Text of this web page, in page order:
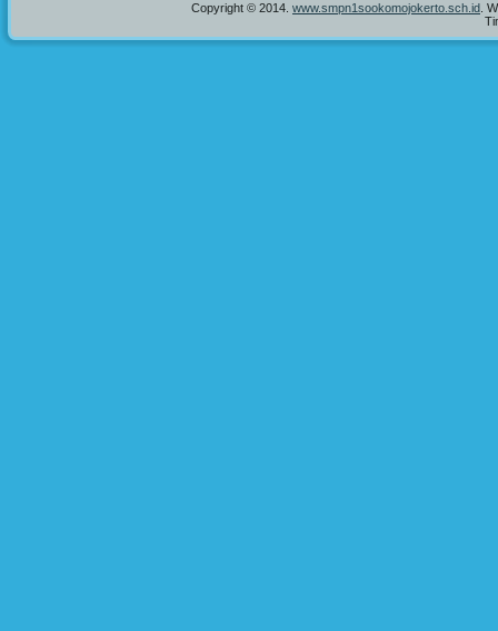
Copyright © 2014. www.smpn1sookomojokerto.sch.id .